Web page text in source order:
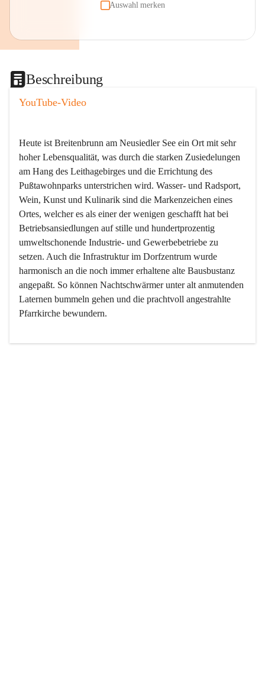
Auswahl merken
Beschreibung
YouTube-Video
Heute ist Breitenbrunn am Neusiedler See ein Ort mit sehr
hoher Lebensqualität, was durch die starken Zusiedelungen
am Hang des Leithagebirges und die Errichtung des
Pußtawohnparks unterstrichen wird. Wasser- und Radsport,
Wein, Kunst und Kulinarik sind die Markenzeichen eines
Ortes, welcher es als einer der wenigen geschafft hat bei
Betriebsansiedlungen auf stille und hundertprozentig
umweltschonende Industrie- und Gewerbebetriebe zu
setzen. Auch die Infrastruktur im Dorfzentrum wurde
harmonisch an die noch immer erhaltene alte Bausbustanz
angepaßt. So können Nachtschwärmer unter alt anmutenden
Laternen bummeln gehen und die prachtvoll angestrahlte
Pfarrkirche bewundern.
Der Weinbau dominert heute nicht mehr, ist aber integrativer